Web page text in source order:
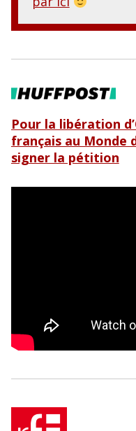
Pour la libération
français au Monde
signer la pétition